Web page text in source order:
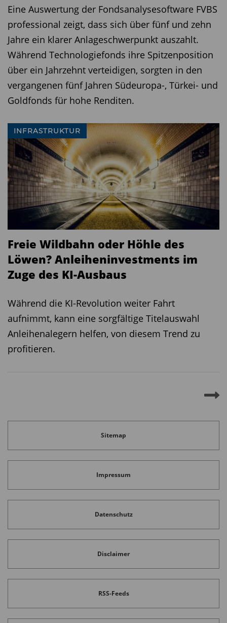
Eine Auswertung der Fondsanalysesoftware FVBS
professional zeigt, dass sich über fünf und zehn
Jahre ein klarer Anlageschwerpunkt auszahlt.
Während Technologiefonds ihre Spitzenposition
über ein Jahrzehnt verteidigen, sorgten in den
vergangenen fünf Jahren Südeuropa-, Türkei- und
Goldfonds für hohe Renditen.
INFRASTRUKTUR
Freie Wildbahn oder Höhle des
Löwen? Anleiheninvestments im
Zuge des KI-Ausbaus
Während die KI-Revolution weiter Fahrt
aufnimmt, kann eine sorgfältige Titelauswahl
Anleihenalegern helfen, von diesem Trend zu
profitieren.
Sitemap
Impressum
Datenschutz
Disclaimer
RSS-Feeds